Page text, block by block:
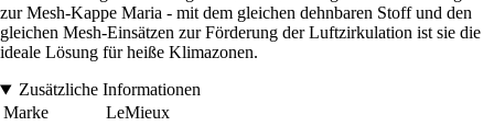
zur Mesh-Kappe Maria - mit dem gleichen dehnbaren Stoff und den
gleichen Mesh-Einsätzen zur Förderung der Luftzirkulation ist sie die
ideale Lösung für heiße Klimazonen.
Zusätzliche Informationen
Marke
LeMieux